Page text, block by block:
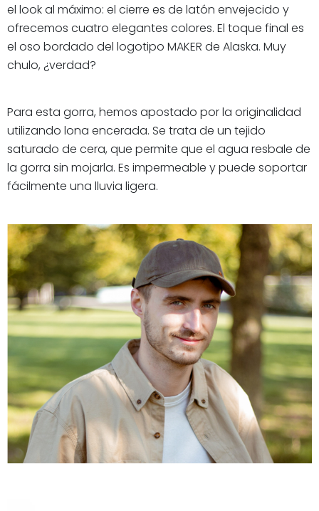
el look al máximo: el cierre es de latón envejecido y
ofrecemos cuatro elegantes colores. El toque final es
el oso bordado del logotipo MAKER de Alaska. Muy
chulo, ¿verdad?
Para esta gorra, hemos apostado por la originalidad
utilizando lona encerada. Se trata de un tejido
saturado de cera, que permite que el agua resbale de
la gorra sin mojarla. Es impermeable y puede soportar
fácilmente una lluvia ligera.